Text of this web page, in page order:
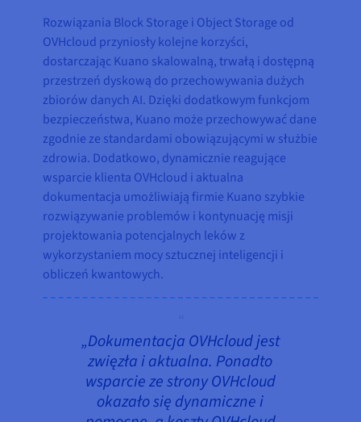
Rozwiązania Block Storage i Object Storage od
OVHcloud przyniosły kolejne korzyści,
dostarczając Kuano skalowalną, trwałą i dostępną
przestrzeń dyskową do przechowywania dużych
zbiorów danych AI. Dzięki dodatkowym funkcjom
bezpieczeństwa, Kuano może przechowywać dane
zgodnie ze standardami obowiązującymi w służbie
zdrowia. Dodatkowo, dynamicznie reagujące
wsparcie klienta OVHcloud i aktualna
dokumentacja umożliwiają firmie Kuano szybkie
rozwiązywanie problemów i kontynuację misji
projektowania potencjalnych leków z
wykorzystaniem mocy sztucznej inteligencji i
obliczeń kwantowych.
„Dokumentacja OVHcloud jest
zwięzła i aktualna. Ponadto
wsparcie ze strony OVHcloud
okazało się dynamiczne i